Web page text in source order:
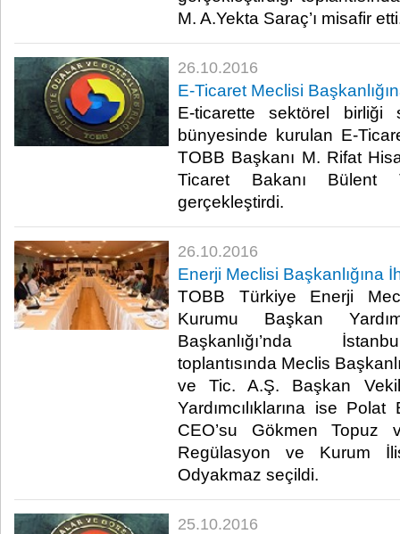
M. A.Yekta Saraç’ı misafir
26.10.2016
E-Ticaret Meclisi
E-ticarette sektörel birliği
bünyesinde kurulan E-
TOBB Başkanı M. Rifat
Ticaret Bakanı Bülent
gerçekleştirdi.​
26.10.2016
Enerji Meclisi Başkanlığına
TOBB Türkiye Enerji
Kurumu Başkan
Başkanlığı’nda
toplantısında Meclis
ve Tic. A.Ş. Başkan
Yardımcılıklarına ise
CEO’su Gökmen Topuz
Regülasyon ve Kurum
Odyakmaz seçildi.​
25.10.2016